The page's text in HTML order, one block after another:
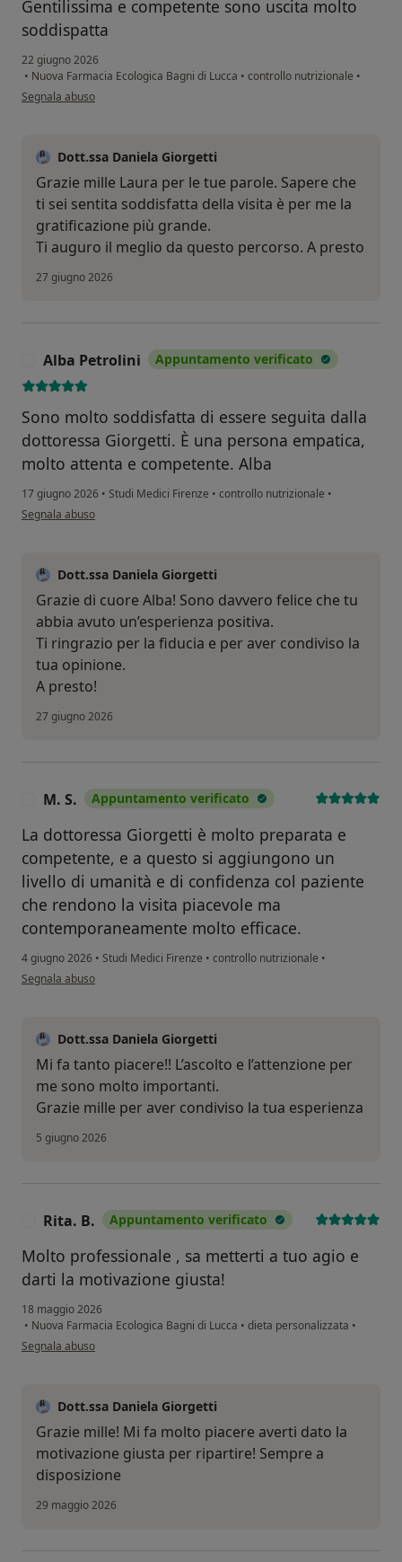
Gentilissima e competente sono uscita molto
soddispatta
22 giugno 2026
• Nuova Farmacia Ecologica Bagni di Lucca • controllo nutrizionale •
secondo l'opinione dell'utente Laura battaglia
Segnala abuso
Dott.ssa Daniela Giorgetti
Grazie mille Laura per le tue parole. Sapere che
ti sei sentita soddisfatta della visita è per me la
gratificazione più grande.
Ti auguro il meglio da questo percorso. A presto
27 giugno 2026
Alba Petrolini Appuntamento verificato
Sono molto soddisfatta di essere seguita dalla
dottoressa Giorgetti. È una persona empatica,
molto attenta e competente. Alba
17 giugno 2026 • Studi Medici Firenze • controllo nutrizionale •
secondo l'opinione dell'utente Alba Petrolini
Segnala abuso
Dott.ssa Daniela Giorgetti
Grazie di cuore Alba! Sono davvero felice che tu
abbia avuto un’esperienza positiva.
Ti ringrazio per la fiducia e per aver condiviso la
tua opinione.
A presto!
27 giugno 2026
M. S. Appuntamento verificato
La dottoressa Giorgetti è molto preparata e
competente, e a questo si aggiungono un
livello di umanità e di confidenza col paziente
che rendono la visita piacevole ma
contemporaneamente molto efficace.
4 giugno 2026 • Studi Medici Firenze • controllo nutrizionale •
secondo l'opinione dell'utente M. S.
Segnala abuso
Dott.ssa Daniela Giorgetti
Mi fa tanto piacere!! L’ascolto e l’attenzione per
me sono molto importanti.
Grazie mille per aver condiviso la tua esperienza
5 giugno 2026
Rita. B. Appuntamento verificato
Molto professionale , sa metterti a tuo agio e
darti la motivazione giusta!
18 maggio 2026
• Nuova Farmacia Ecologica Bagni di Lucca • dieta personalizzata •
secondo l'opinione dell'utente Rita. B.
Segnala abuso
Dott.ssa Daniela Giorgetti
Grazie mille! Mi fa molto piacere averti dato la
motivazione giusta per ripartire! Sempre a
disposizione
29 maggio 2026